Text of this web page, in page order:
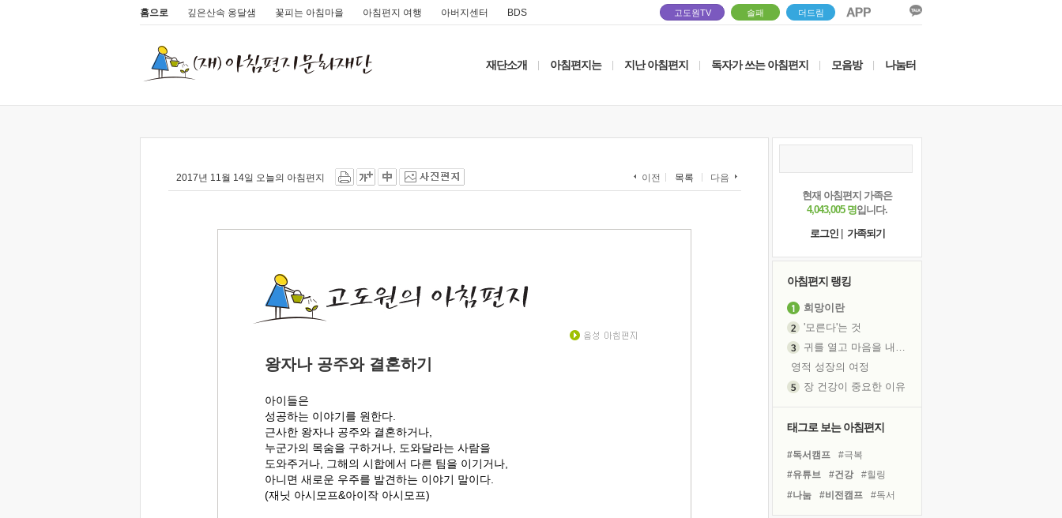
홈으로 깊은산속 옹달샘 꽃피는 아침마을 아침편지 여행 아버지센터 BDS 고도원TV 솔패 더드림
재단소개 아침편지는 지난 아침편지 독자가 쓰는 아침편지 모음방 나눔터
2017년 11월 14일 오늘의 아침편지 이전 목록 다음
왕자나 공주와 결혼하기
아이들은
성공하는 이야기를 원한다.
근사한 왕자나 공주와 결혼하거나,
누군가의 목숨을 구하거나, 도와달라는 사람을
도와주거나, 그해의 시합에서 다른 팀을 이기거나,
아니면 새로운 우주를 발견하는 이야기 말이다.
(재닛 아시모프&아이작 아시모프)
현재 아침편지 가족은
4,043,005 명입니다.
로그인
가족되기
아침편지 랭킹
희망이란
'모른다'는 것
귀를 열고 마음을 내어주고
영적 성장의 여정
장 건강이 중요한 이유
흙이 된 몸으로 출근하는 여자
태그로 보는 아침편지
#독서캠프
#극복
#유튜브
#건강
#힐링
#나눔
#비전캠프
#독서